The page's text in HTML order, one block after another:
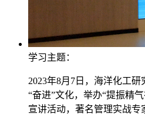
学习主题：
2023年8月7日，海洋化工
“奋进”文化，举办“提振精
宣讲活动，著名管理实战